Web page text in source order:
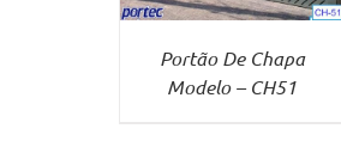
Portão De Chapa
Modelo – CH51